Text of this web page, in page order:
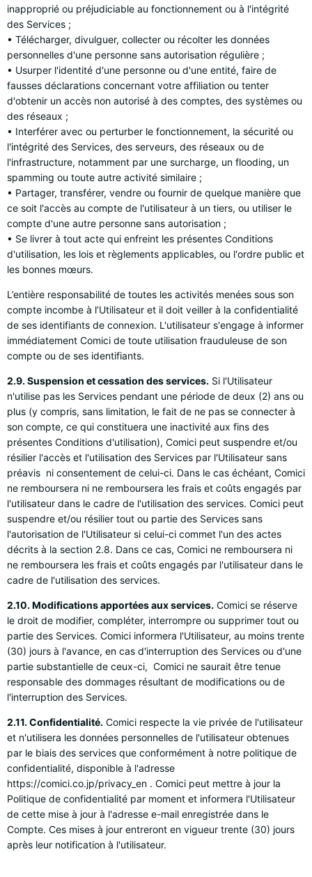
inapproprié ou préjudiciable au fonctionnement ou à l'intégrité
des Services ;
• Télécharger, divulguer, collecter ou récolter les données
personnelles d'une personne sans autorisation régulière ;
• Usurper l'identité d'une personne ou d'une entité, faire de
fausses déclarations concernant votre affiliation ou tenter
d'obtenir un accès non autorisé à des comptes, des systèmes ou
des réseaux ;
• Interférer avec ou perturber le fonctionnement, la sécurité ou
l'intégrité des Services, des serveurs, des réseaux ou de
l'infrastructure, notamment par une surcharge, un flooding, un
spamming ou toute autre activité similaire ;
• Partager, transférer, vendre ou fournir de quelque manière que
ce soit l'accès au compte de l'utilisateur à un tiers, ou utiliser le
compte d'une autre personne sans autorisation ;
• Se livrer à tout acte qui enfreint les présentes Conditions
d'utilisation, les lois et règlements applicables, ou l'ordre public et
les bonnes mœurs.
L’entière responsabilité de toutes les activités menées sous son
compte incombe à l’Utilisateur et il doit veiller à la confidentialité
de ses identifiants de connexion. L'utilisateur s'engage à informer
immédiatement Comici de toute utilisation frauduleuse de son
compte ou de ses identifiants.
2.9. Suspension et cessation des services. Si l'Utilisateur
n'utilise pas les Services pendant une période de deux (2) ans ou
plus (y compris, sans limitation, le fait de ne pas se connecter à
son compte, ce qui constituera une inactivité aux fins des
présentes Conditions d'utilisation), Comici peut suspendre et/ou
résilier l'accès et l'utilisation des Services par l'Utilisateur sans
préavis ni consentement de celui-ci. Dans le cas échéant, Comici
ne remboursera ni ne remboursera les frais et coûts engagés par
l'utilisateur dans le cadre de l'utilisation des services. Comici peut
suspendre et/ou résilier tout ou partie des Services sans
l'autorisation de l'Utilisateur si celui-ci commet l'un des actes
décrits à la section 2.8. Dans ce cas, Comici ne remboursera ni
ne remboursera les frais et coûts engagés par l'utilisateur dans le
cadre de l'utilisation des services.
2.10. Modifications apportées aux services. Comici se réserve
le droit de modifier, compléter, interrompre ou supprimer tout ou
partie des Services. Comici informera l'Utilisateur, au moins trente
(30) jours à l'avance, en cas d'interruption des Services ou d'une
partie substantielle de ceux-ci, Comici ne saurait être tenue
responsable des dommages résultant de modifications ou de
l'interruption des Services.
2.11. Confidentialité. Comici respecte la vie privée de l'utilisateur
et n'utilisera les données personnelles de l'utilisateur obtenues
par le biais des services que conformément à notre politique de
confidentialité, disponible à l'adresse
https://comici.co.jp/privacy_en . Comici peut mettre à jour la
Politique de confidentialité par moment et informera l'Utilisateur
de cette mise à jour à l'adresse e-mail enregistrée dans le
Compte. Ces mises à jour entreront en vigueur trente (30) jours
après leur notification à l'utilisateur.